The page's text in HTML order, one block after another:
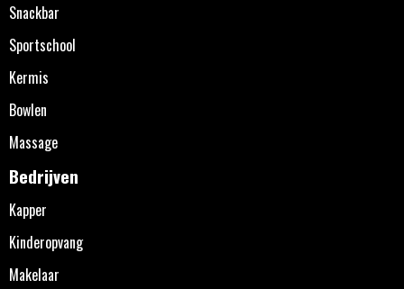
Snackbar
Sportschool
Kermis
Bowlen
Massage
Bedrijven
Kapper
Kinderopvang
Makelaar